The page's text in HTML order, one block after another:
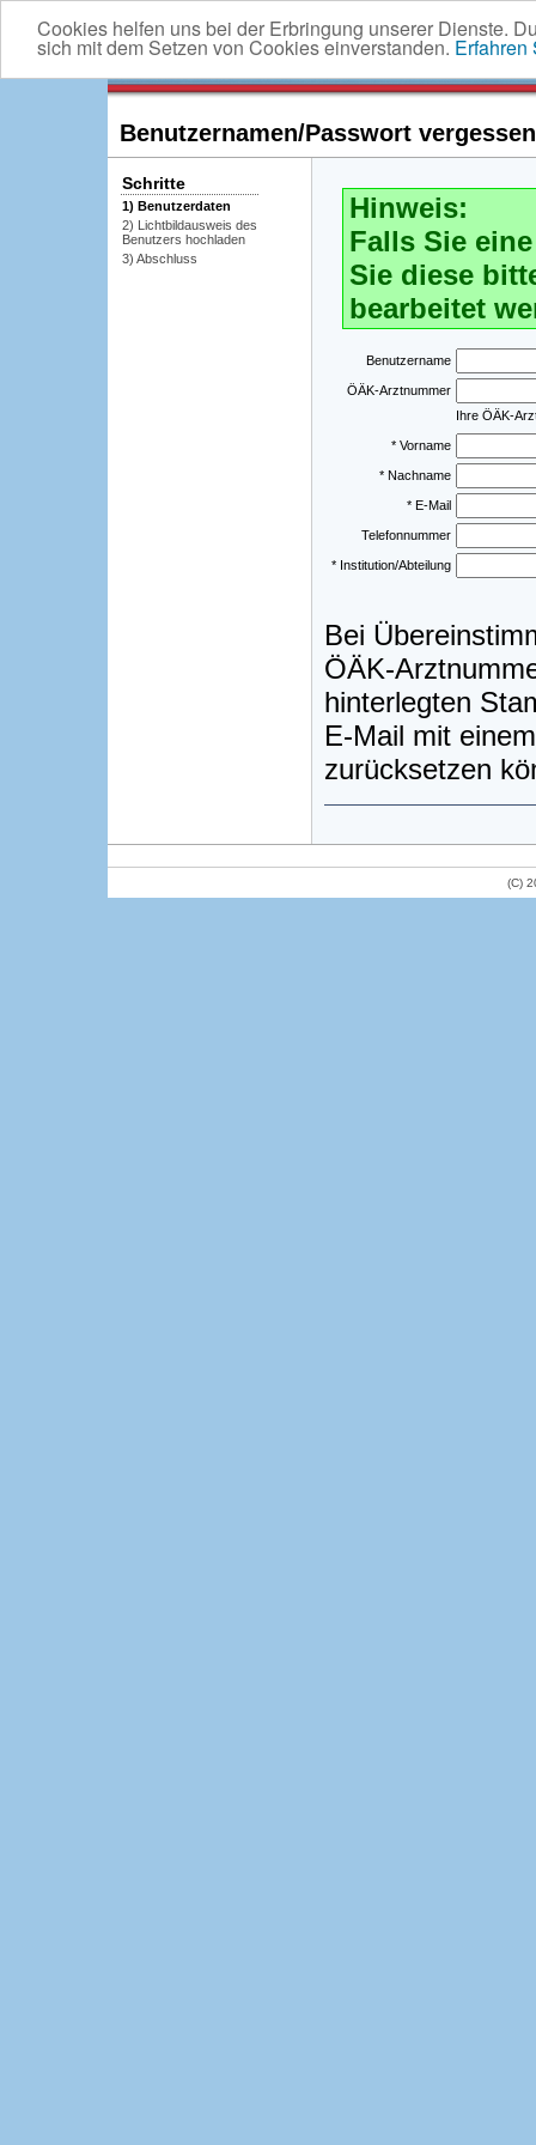
Cookies helfen uns bei der Erbringung unserer Dienste.
sich mit dem Setzen von Cookies einverstanden. Erfahren
Benutzernamen/Passwort
Schritte
1) Benutzerdaten
2) Lichtbildausweis des
Benutzers hochladen
3) Abschluss
Hinweis:
Falls Sie
Sie diese
bearbeitet
Benutzername
ÖÄK-Arztnummer
Ihre ÖÄK-
* Vorname
* Nachname
* E-Mail
Telefonnummer
* Institution/Abteilung
Bei
ÖÄK-
hinterlegten
E-Mail mit
zurücksetzen
(C)